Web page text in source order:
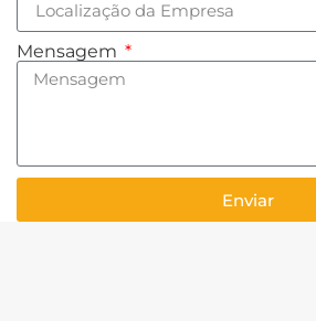
Mensagem
Enviar